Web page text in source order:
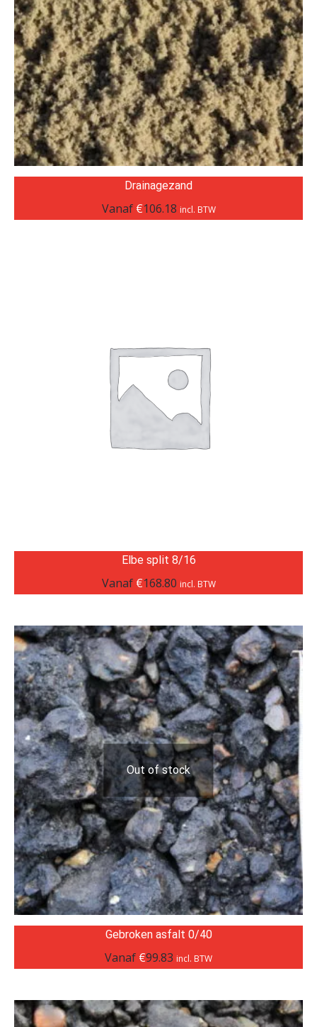
Drainagezand
Vanaf €106.18 incl. BTW
Elbe split 8/16
Vanaf €168.80 incl. BTW
Out of stock
Gebroken asfalt 0/40
Vanaf €99.83 incl. BTW